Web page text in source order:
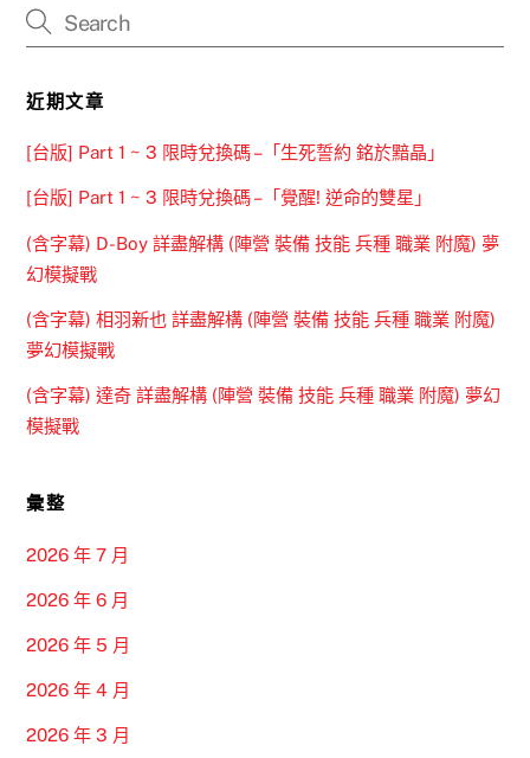
近期文章
[台版] Part 1 ~ 3 限時兌換碼 –「生死誓約 銘於黯晶」
[台版] Part 1 ~ 3 限時兌換碼 –「覺醒! 逆命的雙星」
(含字幕) D-Boy 詳盡解構 (陣營 裝備 技能 兵種 職業 附魔) 夢
幻模擬戰
(含字幕) 相羽新也 詳盡解構 (陣營 裝備 技能 兵種 職業 附魔)
夢幻模擬戰
(含字幕) 達奇 詳盡解構 (陣營 裝備 技能 兵種 職業 附魔) 夢幻
模擬戰
彙整
2026 年 7 月
2026 年 6 月
2026 年 5 月
2026 年 4 月
2026 年 3 月